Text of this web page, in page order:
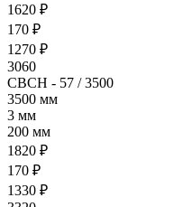
1620 ₽
170 ₽
1270 ₽
3060
СВСН - 57 / 3500
3500 мм
3 мм
200 мм
1820 ₽
170 ₽
1330 ₽